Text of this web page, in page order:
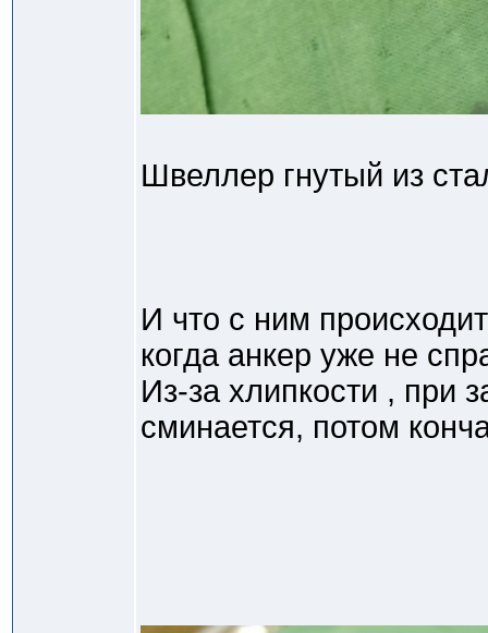
Швеллер гнутый из
И что с ним
когда анкер уже не
Из-за хлипкости , при
сминается, потом